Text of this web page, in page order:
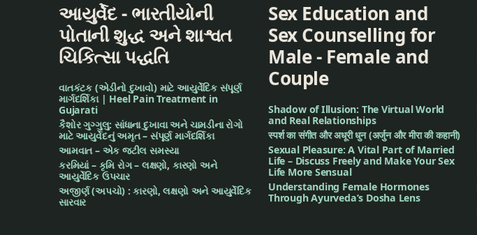
अथर्व आयुर्वेद किलिनिक
आयुर्वेद टिप्स
आयुर्वेदा टिप्स
આયુર્વેદ - ભારતીયોની
પોતાની શુદ્ધ અને શાશ્વત
ચિકિત્સા પદ્ધતિ
વાતકંટક (એડીનો દુખાવો) માટે આયુર્વેદિક સંપૂર્ણ
માર્ગદર્શિકા | Heel Pain Treatment in
Gujarati
કૈશોર ગુગ્ગુલુ: સાંધાના દુખાવા અને ચામડીના રોગો
માટે આયુર્વેદનું અમૃત – સંપૂર્ણ માર્ગદર્શિકા
આમવાત – એક જટીલ સમસ્યા
કરમિયાં – કૃમિ રોગ – લક્ષણો, કારણો અને
આયુર્વેદિક ઉપચાર
અજીર્ણ (અપચો) : કારણો, લક્ષણો અને આયુર્વેદિક
સારવાર
Sex Education and
Sex Counselling for
Male - Female and
Couple
Shadow of Illusion: The Virtual World
and Real Relationships
स्पर्श का संगीत और अधूरी धुन (अर्जुन और मीरा की कहानी)
Sexual Pleasure: A Vital Part of Married
Life – Discuss Freely and Make Your Sex
Life More Sensual
Understanding Female Hormones
Through Ayurveda’s Dosha Lens